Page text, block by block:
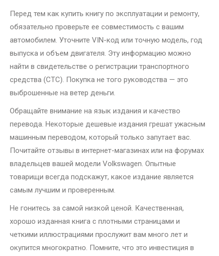
Перед тем как купить книгу по эксплуатации и ремонту,
обязательно проверьте ее совместимость с вашим
автомобилем. Уточните VIN-код или точную модель, год
выпуска и объем двигателя. Эту информацию можно
найти в свидетельстве о регистрации транспортного
средства (СТС). Покупка не того руководства — это
выброшенные на ветер деньги.
Обращайте внимание на язык издания и качество
перевода. Некоторые дешевые издания грешат ужасным
машинным переводом, который только запутает вас.
Почитайте отзывы в интернет-магазинах или на форумах
владельцев вашей модели Volkswagen. Опытные
товарищи всегда подскажут, какое издание является
самым лучшим и проверенным.
Не гонитесь за самой низкой ценой. Качественная,
хорошо изданная книга с плотными страницами и
четкими иллюстрациями прослужит вам много лет и
окупится многократно. Помните, что это инвестиция в